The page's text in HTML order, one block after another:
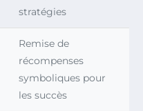
stratégies
Remise de
récompenses
symboliques pour
les succès